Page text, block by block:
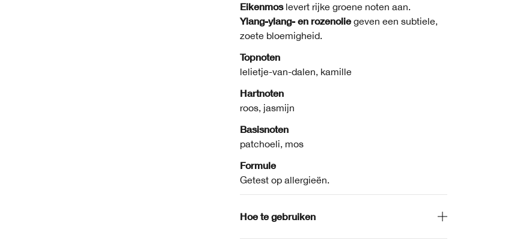
Eikenmoslevert rijke groene noten aan.
Ylang-ylang- en rozenoliegeven een subtiele,
zoete bloemigheid.
Topnoten
lelietje-van-dalen, kamille
Hartnoten
roos, jasmijn
Basisnoten
patchoeli, mos
Formule
Getest op allergieën.
Hoe te gebruiken